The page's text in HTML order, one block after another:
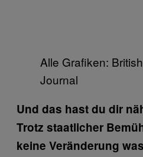
Alle Grafiken:
Journal
Und das hast du dir
Trotz staatlicher
keine Veränderung